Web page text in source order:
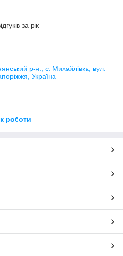
за рік
р-н., с. Михайлівка, вул.
Україна
роботи